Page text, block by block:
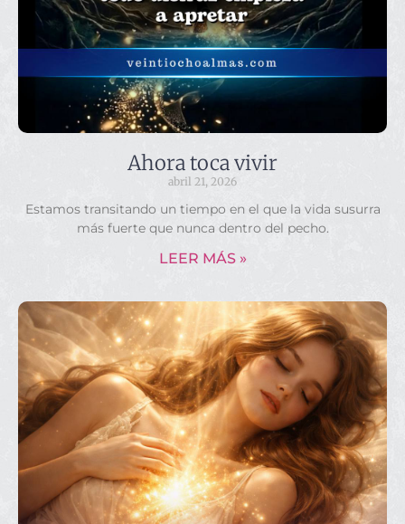
Ahora toca vivir
abril 21, 2026
Estamos transitando un tiempo en el que la vida susurra
más fuerte que nunca dentro del pecho.
LEER MÁS »